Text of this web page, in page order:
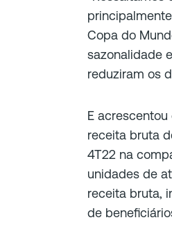
Copa do
sazonalidade
reduziram os
E
receita bruta
4T22 na
unidades de
receita bruta,
de